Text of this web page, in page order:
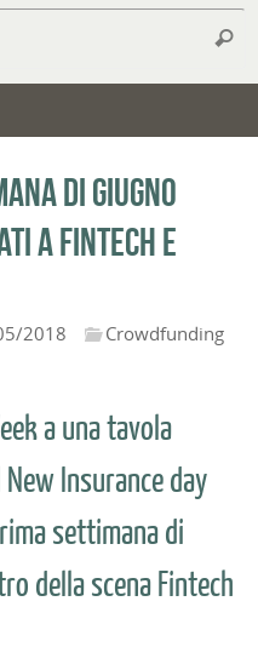
Cerca
di Giugno
a Fintech e
2018 Crowdfunding
a una tavola
Insurance day
settimana di
della scena Fintech